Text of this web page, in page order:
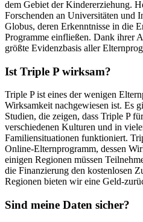
dem Gebiet der Kindererziehung.
Forschenden an Universitäten und
Globus, deren Erkenntnisse in die
Programme einfließen. Dank ihrer
größte Evidenzbasis aller
Ist Triple P wirksam?
Triple P ist eines der wenigen
Wirksamkeit nachgewiesen ist. Es
Studien, die zeigen, dass Triple P
verschiedenen Kulturen und in
Familiensituationen funktioniert.
Online-Elternprogramm, dessen
einigen Regionen müssen
die Finanzierung den kostenlosen
Regionen bieten wir eine Geld-
Sind meine Daten sicher?